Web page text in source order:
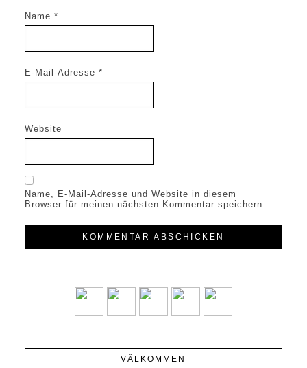
Name *
E-Mail-Adresse *
Website
Name, E-Mail-Adresse und Website in diesem
Browser für meinen nächsten Kommentar speichern.
VÄLKOMMEN